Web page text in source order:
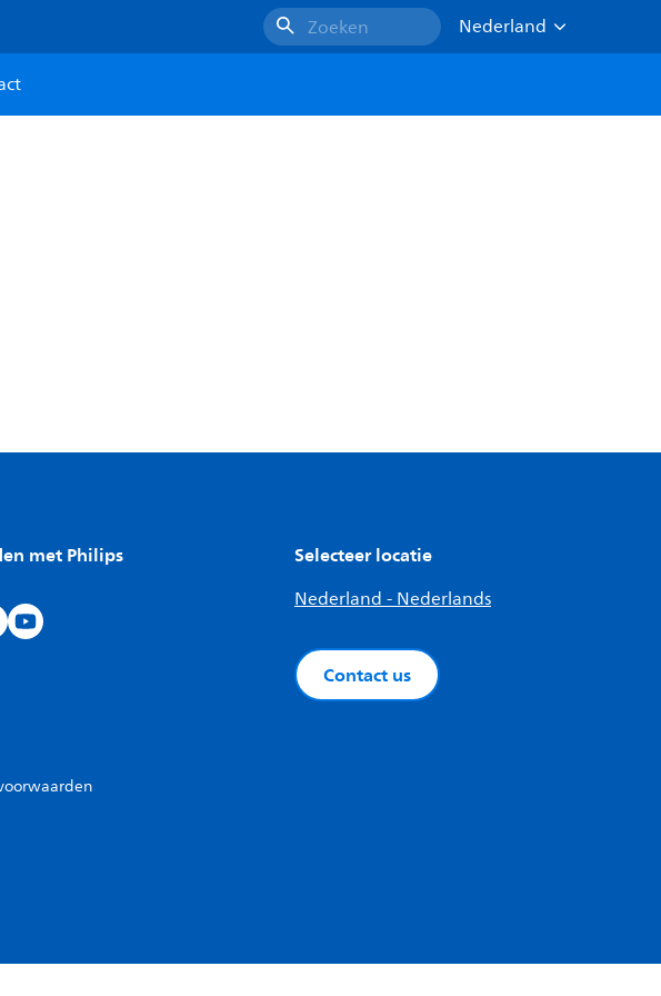
Zoeken
Nederland
met Philips Selecteer locatie
Nederland - Nederlands
Contact us